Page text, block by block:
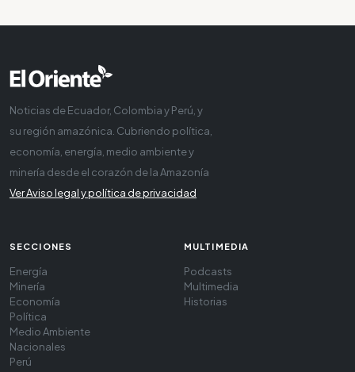
Noticias de Ecuador, Colombia y Perú, y
su región amazónica. Cubriendo política,
economía, energía, medio ambiente y
minería desde el corazón de la Amazonía
Ver Aviso legal y política de privacidad
SECCIONES
Energía
Minería
Economía
Política
Medio Ambiente
Nacionales
Perú
MULTIMEDIA
Podcasts
Multimedia
Historias